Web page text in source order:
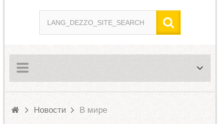
Новости В мире